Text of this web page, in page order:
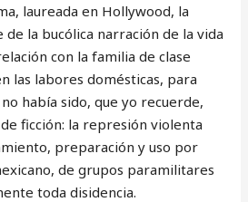
laureada en Hollywood, la
la bucólica narración de la vida
con la familia de clase
las labores domésticas, para
había sido, que yo recuerde,
ficción: la represión violenta
preparación y uso por
de grupos paramilitares
toda disidencia.